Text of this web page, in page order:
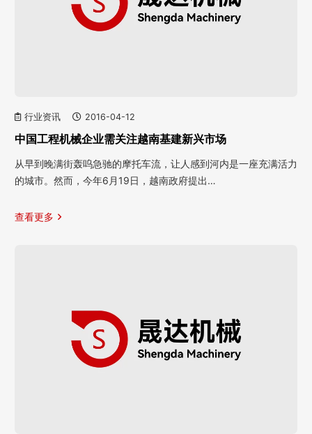
行业资讯 2016-04-12
中国工程机械企业需关注越南基建新兴市场
从早到晚满街轰呜急驰的摩托车流，让人感到河内是一座充满活力
的城市。然而，今年6月19日，越南政府提出…
查看更多